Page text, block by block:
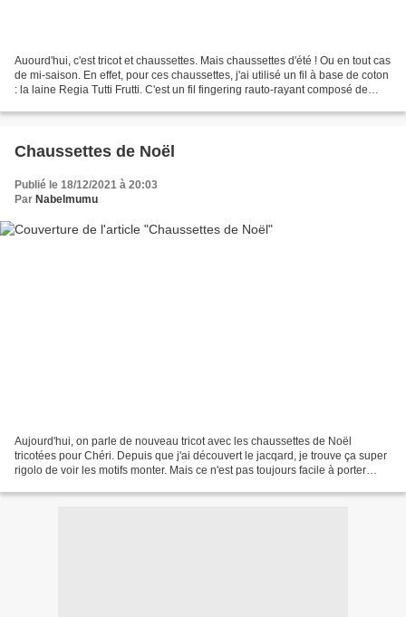
Auourd'hui, c'est tricot et chaussettes. Mais chaussettes d'été ! Ou en tout cas
de mi-saison. En effet, pour ces chaussettes, j'ai utilisé un fil à base de coton
: la laine Regia Tutti Frutti. C'est un fil fingering rauto-rayant composé de
Chaussettes de Noël
Publié le 18/12/2021 à 20:03
Par Nabelmumu
Aujourd'hui, on parle de nouveau tricot avec les chaussettes de Noël
tricotées pour Chéri. Depuis que j'ai découvert le jacqard, je trouve ça super
rigolo de voir les motifs monter. Mais ce n'est pas toujours facile à porter